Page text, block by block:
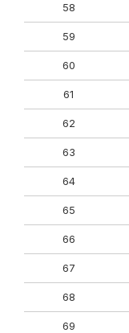
58
59
60
61
62
63
64
65
66
67
68
69